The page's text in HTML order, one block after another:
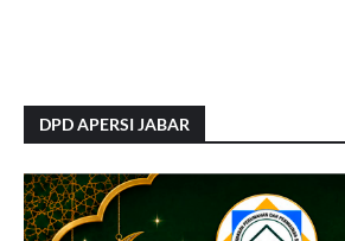
DPD APERSI JABAR